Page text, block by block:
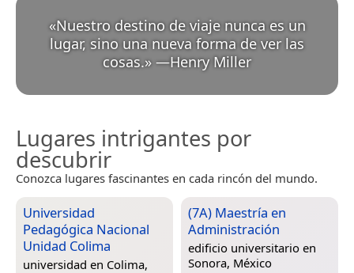
«Nuestro destino de viaje nunca es un
lugar, sino una nueva forma de ver las
cosas.» —Henry Miller
Lugares intrigantes por
descubrir
Conozca lugares fascinantes en cada rincón del mundo.
Universidad
Pedagógica Nacional
Unidad Colima
universidad en Colima,
(7A) Maestría en
Administración
edificio universitario en
Sonora, México